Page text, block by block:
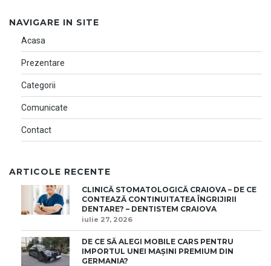
NAVIGARE IN SITE
Acasa
Prezentare
Categorii
Comunicate
Contact
ARTICOLE RECENTE
CLINICĂ STOMATOLOGICĂ CRAIOVA – DE CE
CONTEAZĂ CONTINUITATEA ÎNGRIJIRII
DENTARE? – DENTISTEM CRAIOVA
iulie 27, 2026
DE CE SĂ ALEGI MOBILE CARS PENTRU
IMPORTUL UNEI MAȘINI PREMIUM DIN
GERMANIA?